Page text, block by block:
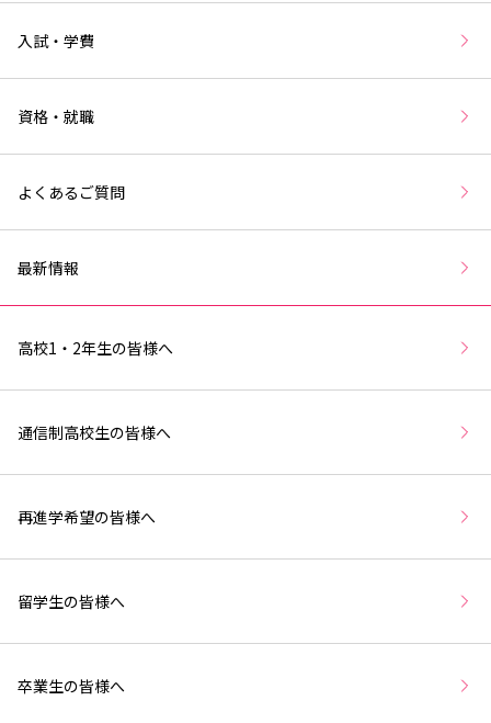
入試・学費
資格・就職
よくあるご質問
最新情報
高校1・2年生の皆様へ
通信制高校生の皆様へ
再進学希望の皆様へ
留学生の皆様へ
卒業生の皆様へ